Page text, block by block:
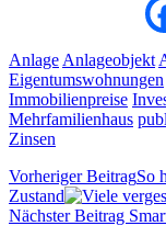
Anlage Anlageobjekt
Eigentumswohnungen
Immobilienpreise
Mehrfamilienhaus
Zinsen
Vorheriger BeitragSo
Zustand
Nächster Beitrag